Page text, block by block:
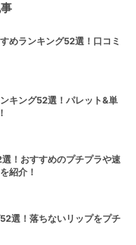
めランキング52選！口コミ
キング52選！パレット&単
！おすすめのプチプラや速
紹介！
選！落ちないリップをプチ